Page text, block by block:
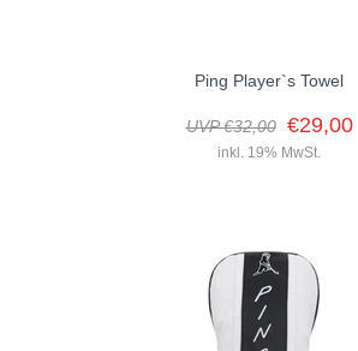
Ping Player`s Towel
UVP €32,00 €29,00
inkl. 19% MwSt.
Das Player’s Towel ist mit seinen großzügigen
53 cm ein echtes Multitalent auf dem